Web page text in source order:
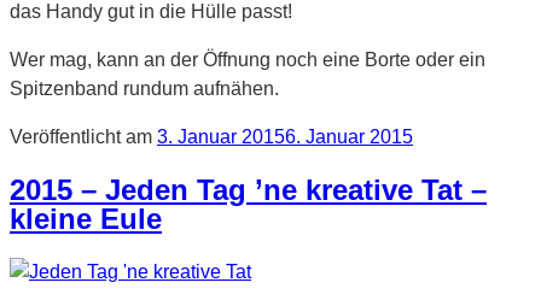
das Handy gut in die Hülle passt!
Wer mag, kann an der Öffnung noch eine Borte oder ein
Spitzenband rundum aufnähen.
Veröffentlicht am 3. Januar 20156. Januar 2015
2015 – Jeden Tag ’ne kreative Tat –
kleine Eule